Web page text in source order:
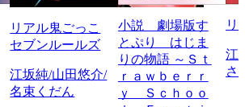
リアル鬼ごっこ
セブンルールズ
江坂純/山田悠介/
名束くだん
小説 劇場版す
とぷり はじま
りの物語 ～Ｓｔ
ｒａｗｂｅｒｒ
ｙ Ｓｃｈｏｏ
リ
江
さ